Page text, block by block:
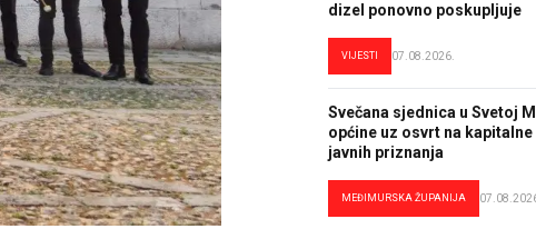
dizel ponovno poskupljuje
VIJESTI 07.08.2026.
Svečana sjednica u Svetoj
općine uz osvrt na
javnih priznanja
MEĐIMURSKA ŽUPANIJA